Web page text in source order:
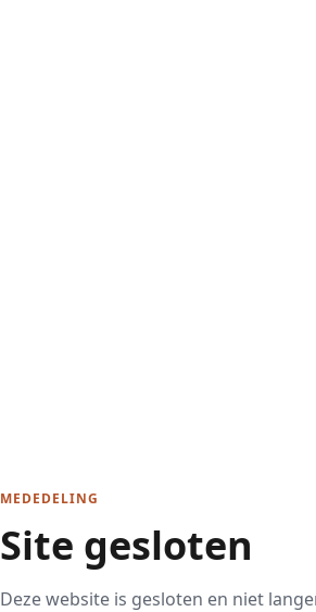
MEDEDELING
Site gesloten
Deze website is gesloten en niet